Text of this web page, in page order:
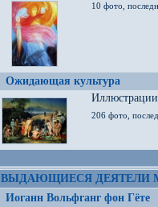
10 фото,
Ожидающая культура
206 фото,
ВЫДАЮЩИЕСЯ ДЕЯТЕЛИ
Иоганн Вольфганг фон Гёте